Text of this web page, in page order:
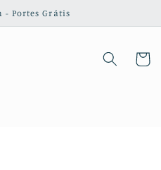
- Portes Grátis